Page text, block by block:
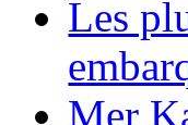
Les
Mer